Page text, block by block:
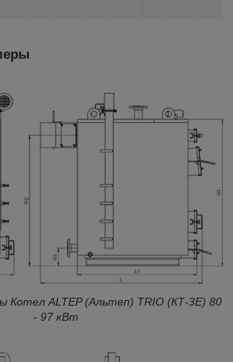
Котел ALTEP (Альтеп) TRIO (КТ-3Е) 80
- 97 кВт